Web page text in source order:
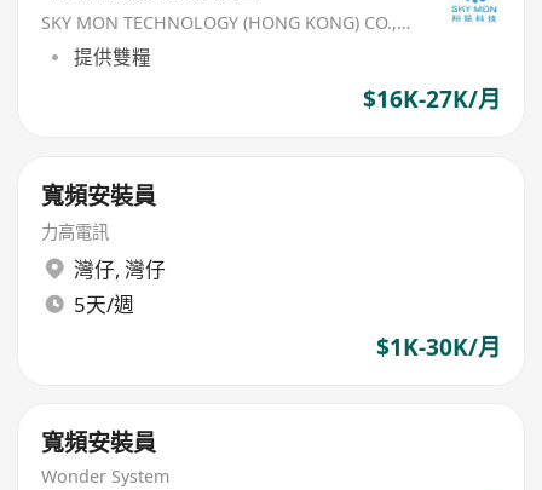
SKY MON TECHNOLOGY (HONG KONG) CO., LIMITED
提供雙糧
$16K-27K/月
寬頻安裝員
力高電訊
灣仔, 灣仔
5天/週
$1K-30K/月
寬頻安裝員
Wonder System